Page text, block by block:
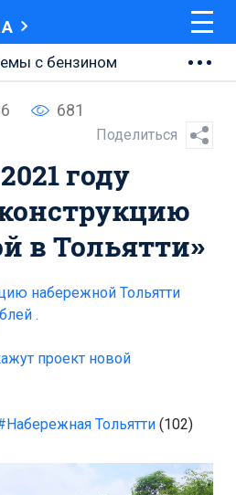
с бензином
681
Поделиться
году
в Тольятти»
набережной Тольятти
.
проект новой
Тольятти (102)